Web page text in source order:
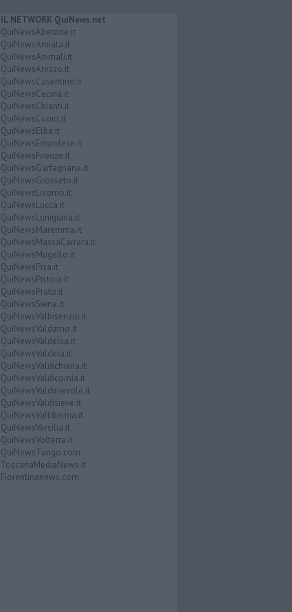
IL NETWORK QuiNews.net
QuiNewsAbetone.it
QuiNewsAmiata.it
QuiNewsAnimali.it
QuiNewsArezzo.it
QuiNewsCasentino.it
QuiNewsCecina.it
QuiNewsChianti.it
QuiNewsCuoio.it
QuiNewsElba.it
QuiNewsEmpolese.it
QuiNewsFirenze.it
QuiNewsGarfagnana.it
QuiNewsGrosseto.it
QuiNewsLivorno.it
QuiNewsLucca.it
QuiNewsLunigiana.it
QuiNewsMaremma.it
QuiNewsMassaCarrara.it
QuiNewsMugello.it
QuiNewsPisa.it
QuiNewsPistoia.it
QuiNewsPrato.it
QuiNewsSiena.it
QuiNewsValbisenzio.it
QuiNewsValdarno.it
QuiNewsValdelsa.it
QuiNewsValdera.it
QuiNewsValdichiana.it
QuiNewsValdicornia.it
QuiNewsValdinievole.it
QuiNewsValdisieve.it
QuiNewsValtiberina.it
QuiNewsVersilia.it
QuiNewsVolterra.it
QuiNewsTango.com
ToscanaMediaNews.it
Fiorentinanews.com